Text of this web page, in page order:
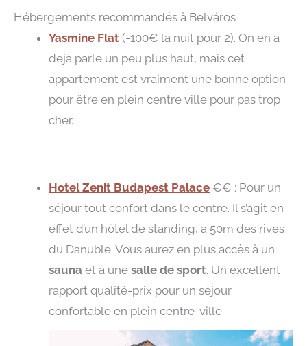
Hébergements recommandés à Belváros
Yasmine Flat (-100€ la nuit pour 2). On en a
déjà parlé un peu plus haut, mais cet
appartement est vraiment une bonne option
pour être en plein centre ville pour pas trop
cher.
Hotel Zenit Budapest Palace €€ : Pour un
séjour tout confort dans le centre. Il s’agit en
effet d’un hôtel de standing, à 50m des rives
du Danuble. Vous aurez en plus accès à un
sauna et à une salle de sport. Un excellent
rapport qualité-prix pour un séjour
confortable en plein centre-ville.